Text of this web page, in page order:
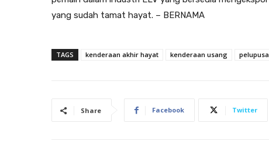
yang sudah tamat hayat. – BERNAMA
TAGS kenderaan akhir hayat kenderaan usang
Share Facebook Twitter